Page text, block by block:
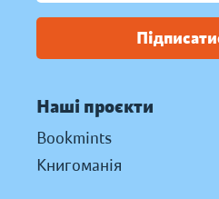
Наші проєкти
Bookmints
Книгоманія